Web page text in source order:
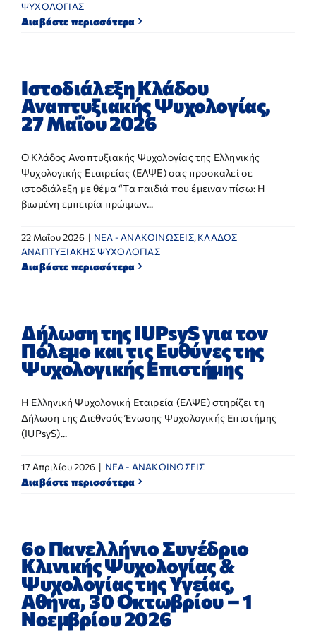
ΨΥΧΟΛΟΓΙΑΣ
Διαβάστε περισσότερα
Ιστοδιάλεξη Κλάδου
Αναπτυξιακής Ψυχολογίας,
27 Μαΐου 2026
Ο Κλάδος Αναπτυξιακής Ψυχολογίας της Ελληνικής
Ψυχολογικής Εταιρείας (ΕΛΨΕ) σας προσκαλεί σε
ιστοδιάλεξη με θέμα “Τα παιδιά που έμειναν πίσω: Η
βιωμένη εμπειρία πρώιμων...
22 Μαΐου 2026 | NEA - ΑΝΑΚΟΙΝΩΣΕΙΣ, ΚΛΑΔΟΣ
ΑΝΑΠΤΥΞΙΑΚΗΣ ΨΥΧΟΛΟΓΙΑΣ
Διαβάστε περισσότερα
Δήλωση της IUPsyS για τον
Πόλεμο και τις Ευθύνες της
Ψυχολογικής Επιστήμης
Η Ελληνική Ψυχολογική Εταιρεία (ΕΛΨΕ) στηρίζει τη
Δήλωση της Διεθνούς Ένωσης Ψυχολογικής Επιστήμης
(IUPsyS)...
17 Απριλίου 2026 | NEA - ΑΝΑΚΟΙΝΩΣΕΙΣ
Διαβάστε περισσότερα
6ο Πανελλήνιο Συνέδριο
Κλινικής Ψυχολογίας &
Ψυχολογίας της Υγείας,
Αθήνα, 30 Οκτωβρίου – 1
Νοεμβρίου 2026